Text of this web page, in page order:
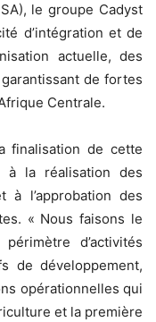
le groupe Cadyst
d’intégration et de
actuelle, des
de fortes
Centrale.
finalisation de cette
à la réalisation des
à l’approbation des
« Nous faisons le
d’activités
de développement,
opérationnelles qui
et la première